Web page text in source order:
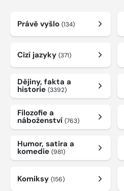
Právě vyšlo (134)
Cizí jazyky (371)
Dějiny, fakta a
historie (3392)
Filozofie a
náboženství (763)
Humor, satira a
komedie (981)
Komiksy (156)